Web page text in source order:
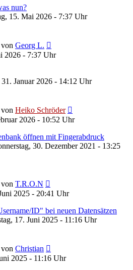
nun?
15. Mai 2026 - 7:37 Uhr
von Georg L.
2026 - 7:37 Uhr
31. Januar 2026 - 14:12 Uhr
von Heiko Schröder
2026 - 10:52 Uhr
öffnen mit Fingerabdruck
30. Dezember 2021 - 13:25
von T.R.O.N
2025 - 20:41 Uhr
ID" bei neuen Datensätzen
17. Juni 2025 - 11:16 Uhr
von Christian
2025 - 11:16 Uhr